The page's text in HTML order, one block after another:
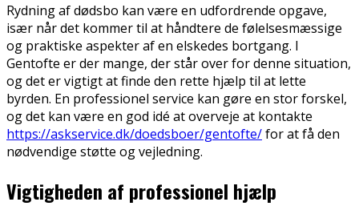
Rydning af dødsbo kan være en udfordrende opgave,
især når det kommer til at håndtere de følelsesmæssige
og praktiske aspekter af en elskedes bortgang. I
Gentofte er der mange, der står over for denne situation,
og det er vigtigt at finde den rette hjælp til at lette
byrden. En professionel service kan gøre en stor forskel,
og det kan være en god idé at overveje at kontakte
https://askservice.dk/doedsboer/gentofte/for at få den
nødvendige støtte og vejledning.
Vigtigheden af professionel hjælp